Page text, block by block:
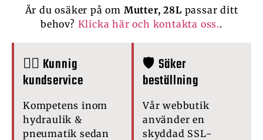
Är du osäker på om Mutter, 28L passar ditt
behov? Klicka här och kontakta oss..
🙋‍♂️ Kunnig
kundservice
Kompetens inom
hydraulik &
pneumatik sedan
🛡️ Säker
beställning
Vår webbutik
använder en
skyddad SSL-